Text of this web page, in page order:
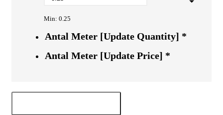
Min: 0.25
Antal Meter [Update Quantity] *
Antal Meter [Update Price] *